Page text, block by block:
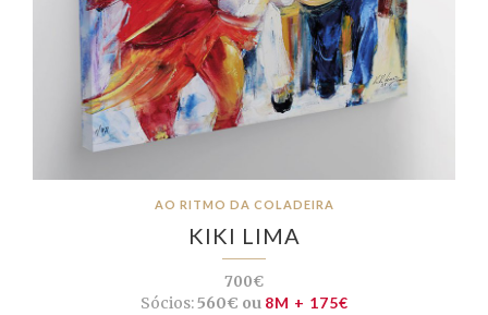
AO RITMO DA COLADEIRA
KIKI LIMA
700€
Sócios:560€ ou 8M + 175€